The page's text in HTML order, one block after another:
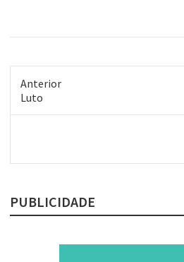
possible, you are, by
to debug it." - Brian W.
Kernighan
Anterior
Post
anterior:
Luto
post:
PUBLICIDADE